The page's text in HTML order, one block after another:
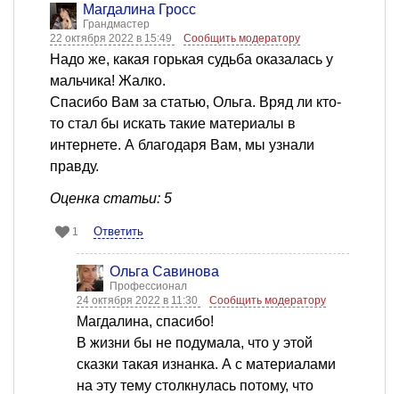
Магдалина Гросс
Грандмастер
22 октября 2022 в 15:49
Сообщить модератору
Надо же, какая горькая судьба оказалась у
мальчика! Жалко.
Спасибо Вам за статью, Ольга. Вряд ли кто-
то стал бы искать такие материалы в
интернете. А благодаря Вам, мы узнали
правду.
Оценка статьи: 5
1 Ответить
Ольга Савинова
Профессионал
24 октября 2022 в 11:30
Сообщить модератору
Магдалина, спасибо!
В жизни бы не подумала, что у этой
сказки такая изнанка. А с материалами
на эту тему столкнулась потому, что